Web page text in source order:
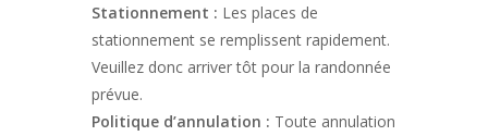
Stationnement : Les places de
stationnement se remplissent rapidement.
Veuillez donc arriver tôt pour la randonnée
prévue.
Politique d’annulation : Toute annulation